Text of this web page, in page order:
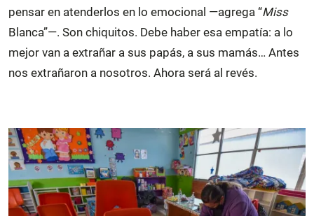
pensar en atenderlos en lo emocional —agrega “Miss
Blanca”—. Son chiquitos. Debe haber esa empatía: a lo
mejor van a extrañar a sus papás, a sus mamás… Antes
nos extrañaron a nosotros. Ahora será al revés.